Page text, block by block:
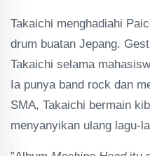
Takaichi menghadiahi
drum buatan Jepang.
Takaichi selama
Ia punya band rock dan
SMA, Takaichi bermain
menyanyikan ulang lagu-